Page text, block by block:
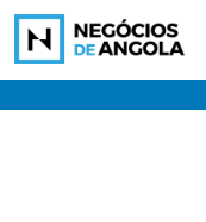
Skip
content